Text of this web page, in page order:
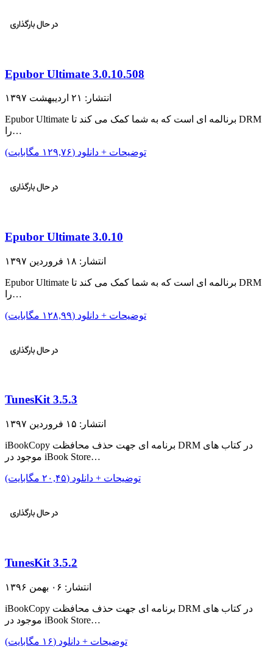
Epubor Ultimate 3.0.10.508
انتشار: ۲۱ اردیبهشت ۱۳۹۷
Epubor Ultimate برنالمه ای است که به شما کمک می کند تا DRM
را…
توضیحات + دانلود (۱۲۹,۷۶ مگابایت)
Epubor Ultimate 3.0.10
انتشار: ۱۸ فروردین ۱۳۹۷
Epubor Ultimate برنالمه ای است که به شما کمک می کند تا DRM
را…
توضیحات + دانلود (۱۲۸,۹۹ مگابایت)
TunesKit 3.5.3
انتشار: ۱۵ فروردین ۱۳۹۷
iBookCopy برنامه ای جهت حذف محافظت DRM در کتاب های
موجود در iBook Store…
توضیحات + دانلود (۲۰,۴۵ مگابایت)
TunesKit 3.5.2
انتشار: ۰۶ بهمن ۱۳۹۶
iBookCopy برنامه ای جهت حذف محافظت DRM در کتاب های
موجود در iBook Store…
توضیحات + دانلود (۱۶ مگابایت)